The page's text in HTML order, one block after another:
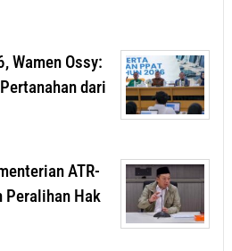
Wamen Ossy:
dari
ATR-
Peralihan Hak